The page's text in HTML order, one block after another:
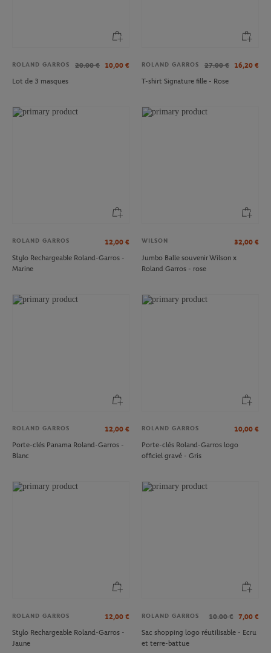
ROLAND GARROS 20.00 € 10,00 €
Lot de 3 masques
ROLAND GARROS 27.00 € 16,20 €
T-shirt Signature fille - Rose
ROLAND GARROS 12,00 €
Stylo Rechargeable Roland-Garros -
Marine
WILSON 32,00 €
Jumbo Balle souvenir Wilson x
Roland Garros - rose
ROLAND GARROS 12,00 €
Porte-clés Panama Roland-Garros -
Blanc
ROLAND GARROS 10,00 €
Porte-clés Roland-Garros logo
officiel gravé - Gris
ROLAND GARROS 12,00 €
Stylo Rechargeable Roland-Garros -
Jaune
ROLAND GARROS 10.00 € 7,00 €
Sac shopping logo réutilisable - Ecru
et terre-battue